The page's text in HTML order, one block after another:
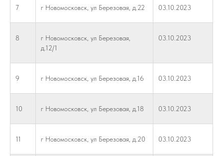
7 г Новомосковск, ул Березовая, д.22 03.10.2023
8
г Новомосковск, ул Березовая,
д.12/1
03.10.2023
9 г Новомосковск, ул Березовая, д.16 03.10.2023
10 г Новомосковск, ул Березовая, д.18 03.10.2023
11 г Новомосковск, ул Березовая, д.20 03.10.2023